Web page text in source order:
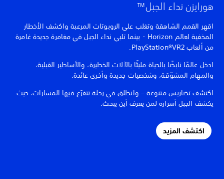
هورايزن نداء الجبل™
اقهر القمم الشاهقة وتغلب على الروبوتات المرعبة واكشف الأخطار
المخفية لعالم Horizon - بينما تلبي نداء الجبل في مغامرة جديدة غامرة
من ألعاب PlayStation®VR2.
ادخل عالمًا نابضًا بالحياة مليئًا بالآلات الخطيرة، والأساطير القبلية،
والمهام المشوّقة، وشخصيات جديدة وأخرى عائدة.
اكتشف تضاريس متنوعة – وانطلق في رحلة تتفرّع فيها المسارات، حيث
يكشف الجبل أسراره لمن يعرف أين يبحث.
اكتشف المزيد